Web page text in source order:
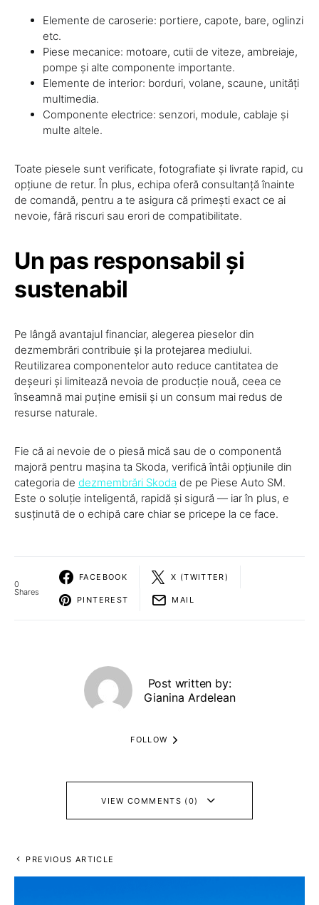
Elemente de caroserie: portiere, capote, bare, oglinzi
etc.
Piese mecanice: motoare, cutii de viteze, ambreiaje,
pompe și alte componente importante.
Elemente de interior: borduri, volane, scaune, unități
multimedia.
Componente electrice: senzori, module, cablaje și
multe altele.
Toate piesele sunt verificate, fotografiate și livrate rapid, cu
opțiune de retur. În plus, echipa oferă consultanță înainte
de comandă, pentru a te asigura că primești exact ce ai
nevoie, fără riscuri sau erori de compatibilitate.
Un pas responsabil și
sustenabil
Pe lângă avantajul financiar, alegerea pieselor din
dezmembrări contribuie și la protejarea mediului.
Reutilizarea componentelor auto reduce cantitatea de
deșeuri și limitează nevoia de producție nouă, ceea ce
înseamnă mai puține emisii și un consum mai redus de
resurse naturale.
Fie că ai nevoie de o piesă mică sau de o componentă
majoră pentru mașina ta Skoda, verifică întâi opțiunile din
categoria de dezmembrări Skoda de pe Piese Auto SM.
Este o soluție inteligentă, rapidă și sigură — iar în plus, e
susținută de o echipă care chiar se pricepe la ce face.
0
Shares
FACEBOOK X (TWITTER)
PINTEREST MAIL
Post written by:
Gianina Ardelean
FOLLOW
VIEW COMMENTS (0)
PREVIOUS ARTICLE